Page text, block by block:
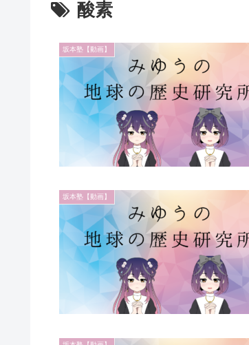
酸素
坂本塾【動画】
坂本塾【動画】